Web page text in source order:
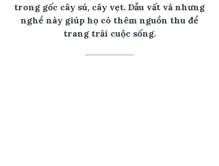
trong gốc cây sú, cây vẹt. Dẫu vất vả nhưng
nghề này giúp họ có thêm nguồn thu để
trang trải cuộc sống.